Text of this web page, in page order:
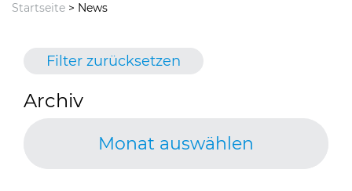
Startseite > News
Filter zurücksetzen
Archiv
Monat auswählen